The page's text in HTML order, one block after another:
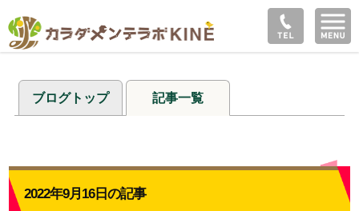
ブログトップ 記事一覧
2022年9月16日の記事